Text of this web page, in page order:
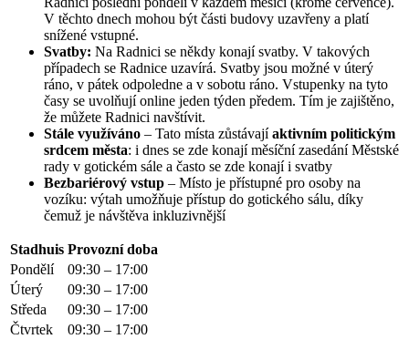
V těchto dnech mohou být části budovy uzavřeny a platí
snížené vstupné.
Svatby: Na Radnici se někdy konají svatby. V takových
případech se Radnice uzavírá. Svatby jsou možné v úterý
ráno, v pátek odpoledne a v sobotu ráno. Vstupenky na tyto
časy se uvolňují online jeden týden předem. Tím je zajištěno,
že můžete Radnici navštívit.
Stále využíváno – Tato místa zůstávajíaktivním politickým
srdcem města: i dnes se zde konají měsíční zasedání Městské
rady v gotickém sále a často se zde konají i svatby
Bezbariérový vstup – Místo je přístupné pro osoby na
vozíku: výtah umožňuje přístup do gotického sálu, díky
čemuž je návštěva inkluzivnější
Stadhuis Provozní doba
Pondělí
09:30 – 17:00
Úterý
09:30 – 17:00
Středa
09:30 – 17:00
Čtvrtek
09:30 – 17:00